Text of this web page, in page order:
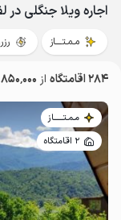
اجاره ویلا جنگلی در
مـمـتــــاز
284 اقامتگاه از 850٬000
مـمـتــــــاز
2 اقامتگاه